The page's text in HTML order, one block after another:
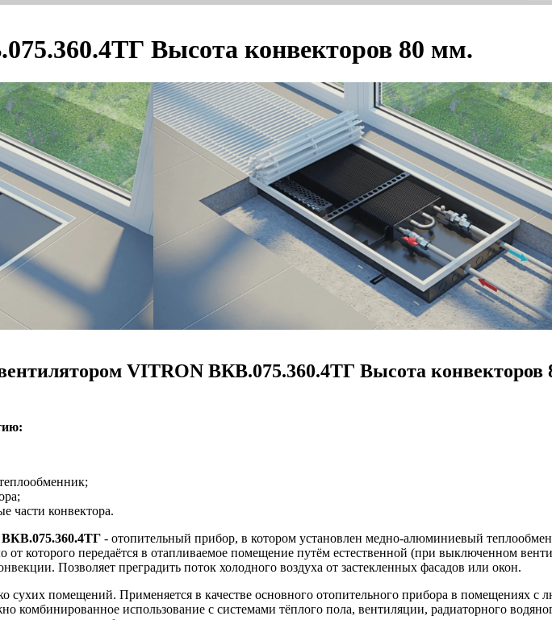
Высота конвекторов 80 мм.
VITRON ВКВ.075.360.4ТГ Высота конвекторов
части конвектора.
- отопительный прибор, в котором установлен медно-алюминиевый
от которого передаётся в отапливаемое помещение путём естественной (при выключенном
Позволяет преградить поток холодного воздуха от застекленных фасадов или окон.
сухих помещений. Применяется в качестве основного отопительного прибора в помещениях с
комбинированное использование с системами тёплого пола, вентиляции, радиаторного